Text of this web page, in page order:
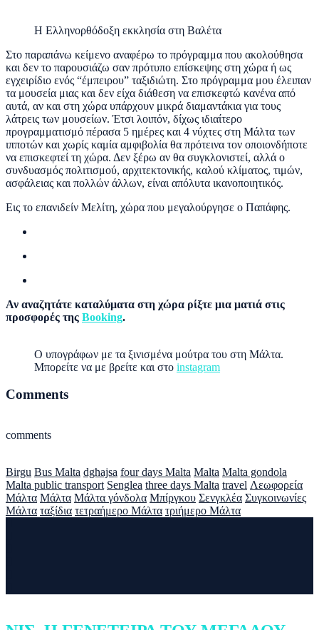
Η Ελληνορθόδοξη εκκλησία στη Βαλέτα
Στο παραπάνω κείμενο αναφέρω το πρόγραμμα που ακολούθησα
και δεν το παρουσιάζω σαν πρότυπο επίσκεψης στη χώρα ή ως
εγχειρίδιο ενός “έμπειρου” ταξιδιώτη. Στο πρόγραμμα μου έλειπαν
τα μουσεία μιας και δεν είχα διάθεση να επισκεφτώ κανένα από
αυτά, αν και στη χώρα υπάρχουν μικρά διαμαντάκια για τους
λάτρεις των μουσείων. Έτσι λοιπόν, δίχως ιδιαίτερο
προγραμματισμό πέρασα 5 ημέρες και 4 νύχτες στη Μάλτα των
ιπποτών και χωρίς καμία αμφιβολία θα πρότεινα τον οποιονδήποτε
να επισκεφτεί τη χώρα. Δεν ξέρω αν θα συγκλονιστεί, αλλά ο
συνδυασμός πολιτισμού, αρχιτεκτονικής, καλού κλίματος, τιμών,
ασφάλειας και πολλών άλλων, είναι απόλυτα ικανοποιητικός.
Εις το επανιδείν Μελίτη, χώρα που μεγαλούργησε ο Παπάφης.
Αν αναζητάτε καταλύματα στη χώρα ρίξτε μια ματιά στις
προσφορές της Booking.
O υπογράφων με τα ξινισμένα μούτρα του στη Μάλτα.
Μπορείτε να με βρείτε και στο instagram
Comments
comments
Birgu Bus Malta dgħajsa four days Malta Malta Malta gondola
Malta public transport Senglea three days Malta travel Λεωφορεία
Μάλτα Μάλτα Μάλτα γόνδολα Μπίργκου Σενγκλέα Συγκοινωνίες
Μάλτα ταξίδια τετραήμερο Μάλτα τριήμερο Μάλτα